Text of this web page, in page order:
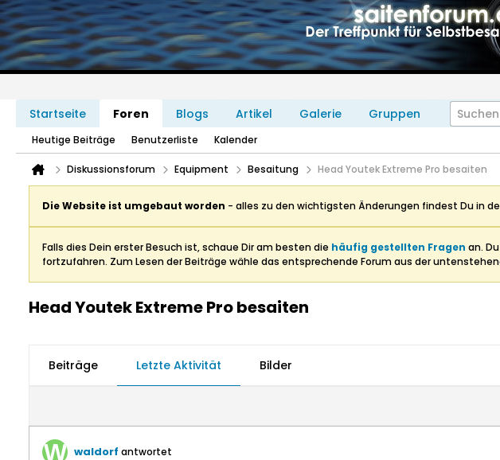
Startseite Foren Blogs Artikel Galerie Gruppen
Heutige Beiträge Benutzerliste Kalender
Diskussionsforum Equipment Besaitung Head Youtek Extreme Pro besaiten
Die Website ist umgebaut worden - alles zu den wichtigsten Änderungen findest Du in
Falls dies Dein erster Besuch ist, schaue Dir am besten die häufig gestellten Fragen an.
fortzufahren. Zum Lesen der Beiträge wähle das entsprechende Forum aus der
Head Youtek Extreme Pro besaiten
Beiträge Letzte Aktivität Bilder
waldorf antwortet